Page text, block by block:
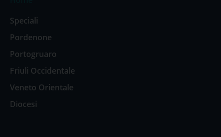
Speciali
Pordenone
Portogruaro
Friuli Occidentale
Veneto Orientale
Diocesi